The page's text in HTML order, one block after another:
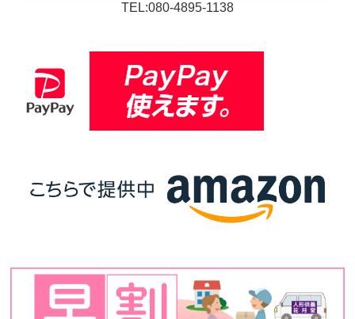
TEL:080-4895-1138